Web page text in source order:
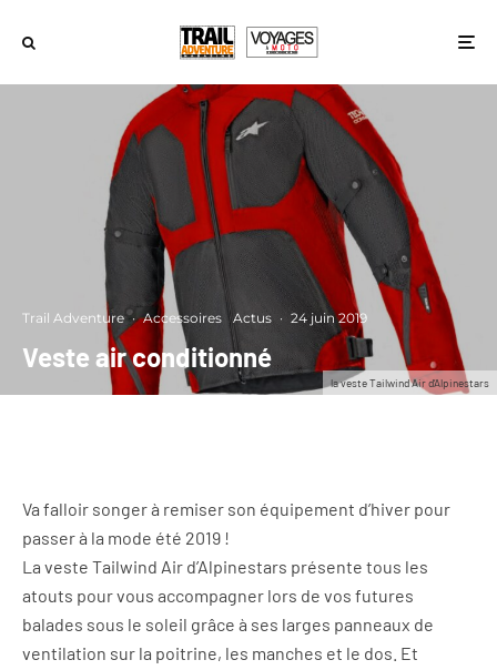
la veste Tailwind Air d’Alpinestars
Trail Adventure · Accessoires Actus · 24 juin 2019
Veste air conditionné
Va falloir songer à remiser son équipement d’hiver pour
passer à la mode été 2019 !
La veste Tailwind Air d’Alpinestars présente tous les
atouts pour vous accompagner lors de vos futures
balades sous le soleil grâce à ses larges panneaux de
ventilation sur la poitrine, les manches et le dos. Et